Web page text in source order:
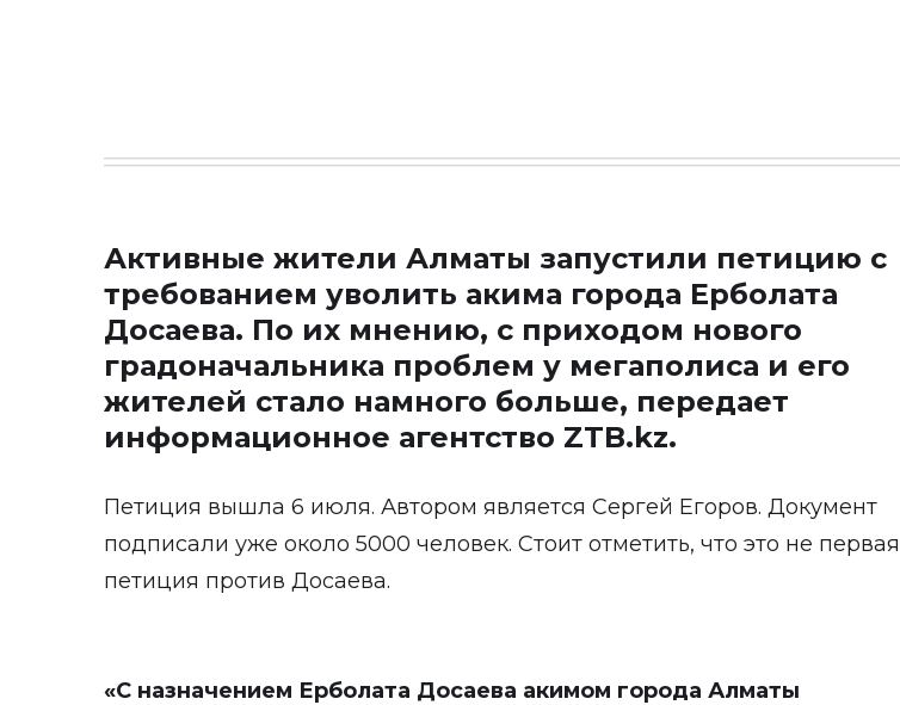
Активные жители Алматы запустили петицию с
требованием уволить акима города Ерболата
Досаева. По их мнению, с приходом нового
градоначальника проблем у мегаполиса и его
жителей стало намного больше, передает
информационное агентство ZTB.kz.
Петиция вышла 6 июля. Автором является Сергей Егоров. Документ
подписали уже около 5000 человек. Стоит отметить, что это не первая
петиция против Досаева.
«С назначением Ерболата Досаева акимом города Алматы